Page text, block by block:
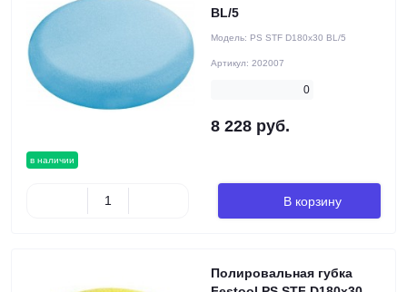
в наличии
BL/5
Модель: PS STF D180x30 BL/5
Артикул: 202007
0
8 228 руб.
В корзину
Полировальная губка